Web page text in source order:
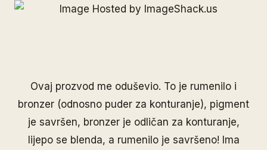
Ovaj prozvod me oduševio. To je rumenilo i
bronzer (odnosno puder za konturanje), pigment
je savršen, bronzer je odličan za konturanje,
lijepo se blenda, a rumenilo je savršeno! Ima